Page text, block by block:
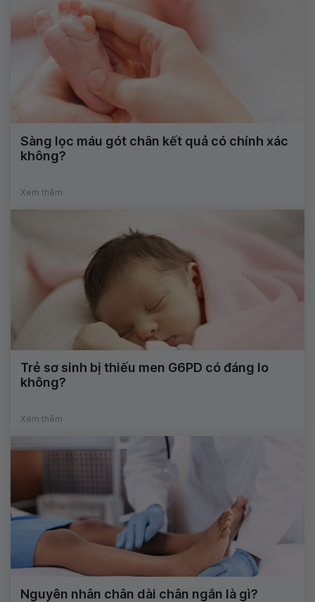
Sàng lọc máu gót chân kết quả có chính xác
không?
Xem thêm
Trẻ sơ sinh bị thiếu men G6PD có đáng lo
không?
Xem thêm
Nguyên nhân chân dài chân ngắn là gì?